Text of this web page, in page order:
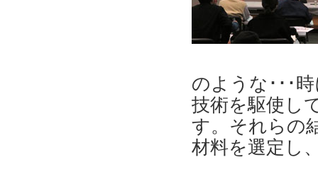
のような･･･
技術を駆使し
す。それらの
材料を選定し